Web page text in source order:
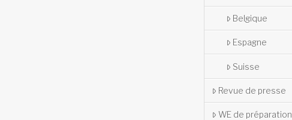
Belgique
Espagne
Suisse
Revue de presse
WE de préparation